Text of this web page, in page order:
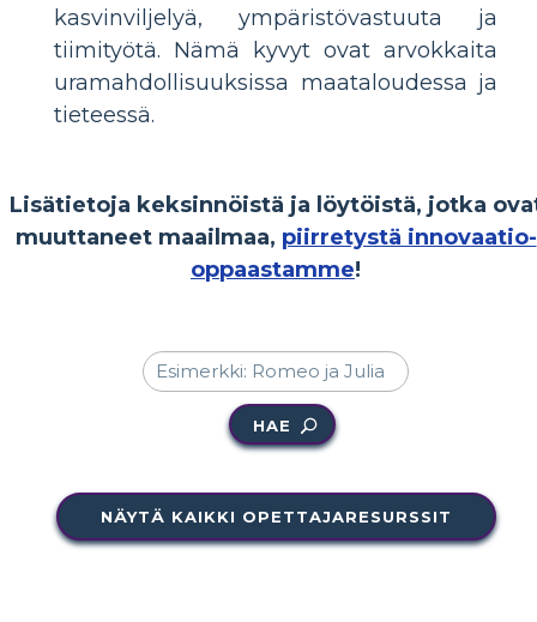
kasvinviljelyä, ympäristövastuuta ja
tiimityötä. Nämä kyvyt ovat arvokkaita
uramahdollisuuksissa maataloudessa ja
tieteessä.
Lisätietoja keksinnöistä ja löytöistä, jotka
muuttaneet maailmaa, piirretystä innovaatio-
oppaastamme!
HAE
NÄYTÄ KAIKKI OPETTAJARESURSSIT